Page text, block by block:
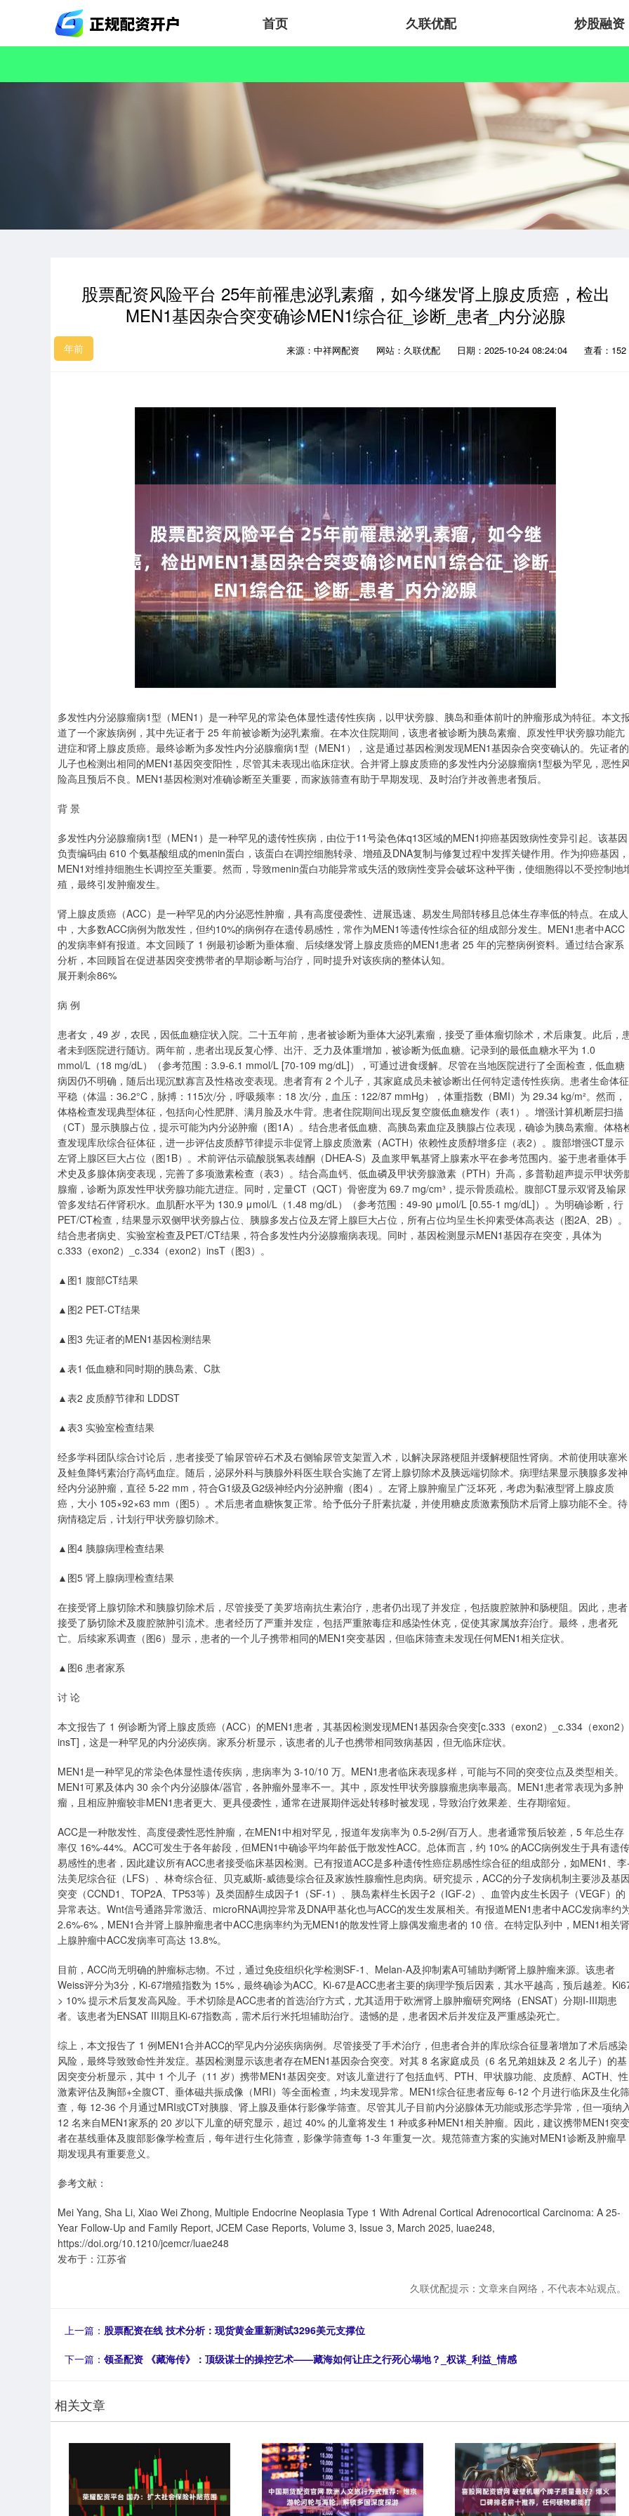
首页 久联优配 炒股融资
股票配资风险平台 25年前罹患泌乳素瘤，如今继发肾上腺皮质癌，检出
MEN1基因杂合突变确诊MEN1综合征_诊断_患者_内分泌腺
年前 来源：中祥网配资 网站：久联优配 日期：2025-10-24 08:24:04 查看：152
多发性内分泌腺瘤病1型（MEN1）是一种罕见的常染色体显性遗传性疾病，以甲状旁腺、胰岛和垂体前叶的肿瘤形成为特征。本文
道了一个家族病例，其中先证者于 25 年前被诊断为泌乳素瘤。在本次住院期间，该患者被诊断为胰岛素瘤、原发性甲状旁腺功能亢
进症和肾上腺皮质癌。最终诊断为多发性内分泌腺瘤病1型（MEN1），这是通过基因检测发现MEN1基因杂合突变确认的。先证者的
儿子也检测出相同的MEN1基因突变阳性，尽管其未表现出临床症状。合并肾上腺皮质癌的多发性内分泌腺瘤病1型极为罕见，恶性
险高且预后不良。MEN1基因检测对准确诊断至关重要，而家族筛查有助于早期发现、及时治疗并改善患者预后。
背 景
多发性内分泌腺瘤病1型（MEN1）是一种罕见的遗传性疾病，由位于11号染色体q13区域的MEN1抑癌基因致病性变异引起。该基因
负责编码由 610 个氨基酸组成的menin蛋白，该蛋白在调控细胞转录、增殖及DNA复制与修复过程中发挥关键作用。作为抑癌基因，
MEN1对维持细胞生长调控至关重要。然而，导致menin蛋白功能异常或失活的致病性变异会破坏这种平衡，使细胞得以不受控制地
殖，最终引发肿瘤发生。
肾上腺皮质癌（ACC）是一种罕见的内分泌恶性肿瘤，具有高度侵袭性、进展迅速、易发生局部转移且总体生存率低的特点。在成人
中，大多数ACC病例为散发性，但约10%的病例存在遗传易感性，常作为MEN1等遗传性综合征的组成部分发生。MEN1患者中ACC
的发病率鲜有报道。本文回顾了 1 例最初诊断为垂体瘤、后续继发肾上腺皮质癌的MEN1患者 25 年的完整病例资料。通过结合家系
分析，本回顾旨在促进基因突变携带者的早期诊断与治疗，同时提升对该疾病的整体认知。
展开剩余86%
病 例
患者女，49 岁，农民，因低血糖症状入院。二十五年前，患者被诊断为垂体大泌乳素瘤，接受了垂体瘤切除术，术后康复。此后，
者未到医院进行随访。两年前，患者出现反复心悸、出汗、乏力及体重增加，被诊断为低血糖。记录到的最低血糖水平为 1.0
mmol/L（18 mg/dL）（参考范围：3.9-6.1 mmol/L [70-109 mg/dL]），可通过进食缓解。尽管在当地医院进行了全面检查，低血糖
病因仍不明确，随后出现沉默寡言及性格改变表现。患者育有 2 个儿子，其家庭成员未被诊断出任何特定遗传性疾病。患者生命体征
平稳（体温：36.2°C，脉搏：115次/分，呼吸频率：18 次/分，血压：122/87 mmHg），体重指数（BMI）为 29.34 kg/m²。然而，
体格检查发现典型体征，包括向心性肥胖、满月脸及水牛背。患者住院期间出现反复空腹低血糖发作（表1）。增强计算机断层扫描
（CT）显示胰腺占位，提示可能为内分泌肿瘤（图1A）。结合患者低血糖、高胰岛素血症及胰腺占位表现，确诊为胰岛素瘤。体格
查发现库欣综合征体征，进一步评估皮质醇节律提示非促肾上腺皮质激素（ACTH）依赖性皮质醇增多症（表2）。腹部增强CT显示
左肾上腺区巨大占位（图1B）。术前评估示硫酸脱氢表雄酮（DHEA-S）及血浆甲氧基肾上腺素水平在参考范围内。鉴于患者垂体手
术史及多腺体病变表现，完善了多项激素检查（表3）。结合高血钙、低血磷及甲状旁腺激素（PTH）升高，多普勒超声提示甲状旁
腺瘤，诊断为原发性甲状旁腺功能亢进症。同时，定量CT（QCT）骨密度为 69.7 mg/cm³，提示骨质疏松。腹部CT显示双肾及输尿
管多发结石伴肾积水。血肌酐水平为 130.9 μmol/L（1.48 mg/dL）（参考范围：49-90 μmol/L [0.55-1 mg/dL]）。为明确诊断，行
PET/CT检查，结果显示双侧甲状旁腺占位、胰腺多发占位及左肾上腺巨大占位，所有占位均呈生长抑素受体高表达（图2A、2B）。
结合患者病史、实验室检查及PET/CT结果，符合多发性内分泌腺瘤病表现。同时，基因检测显示MEN1基因存在突变，具体为
c.333（exon2）_c.334（exon2）insT（图3）。
▲图1 腹部CT结果
▲图2 PET-CT结果
▲图3 先证者的MEN1基因检测结果
▲表1 低血糖和同时期的胰岛素、C肽
▲表2 皮质醇节律和 LDDST
▲表3 实验室检查结果
经多学科团队综合讨论后，患者接受了输尿管碎石术及右侧输尿管支架置入术，以解决尿路梗阻并缓解梗阻性肾病。术前使用呋塞米
及鲑鱼降钙素治疗高钙血症。随后，泌尿外科与胰腺外科医生联合实施了左肾上腺切除术及胰远端切除术。病理结果显示胰腺多发神
经内分泌肿瘤，直径 5-22 mm，符合G1级及G2级神经内分泌肿瘤（图4）。左肾上腺肿瘤呈广泛坏死，考虑为黏液型肾上腺皮质
癌，大小 105×92×63 mm（图5）。术后患者血糖恢复正常。给予低分子肝素抗凝，并使用糖皮质激素预防术后肾上腺功能不全。待
病情稳定后，计划行甲状旁腺切除术。
▲图4 胰腺病理检查结果
▲图5 肾上腺病理检查结果
在接受肾上腺切除术和胰腺切除术后，尽管接受了美罗培南抗生素治疗，患者仍出现了并发症，包括腹腔脓肿和肠梗阻。因此，患者
接受了肠切除术及腹腔脓肿引流术。患者经历了严重并发症，包括严重脓毒症和感染性休克，促使其家属放弃治疗。最终，患者死
亡。后续家系调查（图6）显示，患者的一个儿子携带相同的MEN1突变基因，但临床筛查未发现任何MEN1相关症状。
▲图6 患者家系
讨 论
本文报告了 1 例诊断为肾上腺皮质癌（ACC）的MEN1患者，其基因检测发现MEN1基因杂合突变[c.333（exon2）_c.334（exon2）
insT]，这是一种罕见的内分泌疾病。家系分析显示，该患者的儿子也携带相同致病基因，但无临床症状。
MEN1是一种罕见的常染色体显性遗传疾病，患病率为 3-10/10 万。MEN1患者临床表现多样，可能与不同的突变位点及类型相关。
MEN1可累及体内 30 余个内分泌腺体/器官，各肿瘤外显率不一。其中，原发性甲状旁腺腺瘤患病率最高。MEN1患者常表现为多肿
瘤，且相应肿瘤较非MEN1患者更大、更具侵袭性，通常在进展期伴远处转移时被发现，导致治疗效果差、生存期缩短。
ACC是一种散发性、高度侵袭性恶性肿瘤，在MEN1中相对罕见，报道年发病率为 0.5-2例/百万人。患者通常预后较差，5 年总生存
率仅 16%-44%。ACC可发生于各年龄段，但MEN1中确诊平均年龄低于散发性ACC。总体而言，约 10% 的ACC病例发生于具有遗传
易感性的患者，因此建议所有ACC患者接受临床基因检测。已有报道ACC是多种遗传性癌症易感性综合征的组成部分，如MEN1、李-
法美尼综合征（LFS）、林奇综合征、贝克威斯-威德曼综合征及家族性腺瘤性息肉病。研究提示，ACC的分子发病机制主要涉及基因
突变（CCND1、TOP2A、TP53等）及类固醇生成因子1（SF-1）、胰岛素样生长因子2（IGF-2）、血管内皮生长因子（VEGF）的
异常表达。Wnt信号通路异常激活、microRNA调控异常及DNA甲基化也与ACC的发生发展相关。有报道MEN1患者中ACC发病率约
2.6%-6%，MEN1合并肾上腺肿瘤患者中ACC患病率约为无MEN1的散发性肾上腺偶发瘤患者的 10 倍。在特定队列中，MEN1相关肾
上腺肿瘤中ACC发病率可高达 13.8%。
目前，ACC尚无明确的肿瘤标志物。不过，通过免疫组织化学检测SF-1、Melan-A及抑制素A可辅助判断肾上腺肿瘤来源。该患者
Weiss评分为3分，Ki-67增殖指数为 15%，最终确诊为ACC。Ki-67是ACC患者主要的病理学预后因素，其水平越高，预后越差。
> 10% 提示术后复发高风险。手术切除是ACC患者的首选治疗方式，尤其适用于欧洲肾上腺肿瘤研究网络（ENSAT）分期I-III期患
者。该患者为ENSAT III期且Ki-67指数高，需术后行米托坦辅助治疗。遗憾的是，患者因术后并发症及严重感染死亡。
综上，本文报告了 1 例MEN1合并ACC的罕见内分泌疾病病例。尽管接受了手术治疗，但患者合并的库欣综合征显著增加了术后感染
风险，最终导致致命性并发症。基因检测显示该患者存在MEN1基因杂合突变。对其 8 名家庭成员（6 名兄弟姐妹及 2 名儿子）的基
因突变分析显示，其中 1 个儿子（11 岁）携带MEN1基因突变。对该儿童进行了包括血钙、PTH、甲状腺功能、皮质醇、ACTH、性
激素评估及胸部+全腹CT、垂体磁共振成像（MRI）等全面检查，均未发现异常。MEN1综合征患者应每 6-12 个月进行临床及生化筛
查，每 12-36 个月通过MRI或CT对胰腺、肾上腺及垂体行影像学筛查。尽管其儿子目前内分泌腺体无功能或形态学异常，但一项纳
12 名来自MEN1家系的 20 岁以下儿童的研究显示，超过 40% 的儿童将发生 1 种或多种MEN1相关肿瘤。因此，建议携带MEN1突变
者在基线垂体及腹部影像学检查后，每年进行生化筛查，影像学筛查每 1-3 年重复一次。规范筛查方案的实施对MEN1诊断及肿瘤早
期发现具有重要意义。
参考文献：
Mei Yang, Sha Li, Xiao Wei Zhong, Multiple Endocrine Neoplasia Type 1 With Adrenal Cortical Adrenocortical Carcinoma: A 25-
Year Follow-Up and Family Report, JCEM Case Reports, Volume 3, Issue 3, March 2025, luae248,
https://doi.org/10.1210/jcemcr/luae248
发布于：江苏省
久联优配提示：文章来自网络，不代表本站观点。
上一篇： 股票配资在线 技术分析：现货黄金重新测试3296美元支撑位
下一篇： 领圣配资 《藏海传》：顶级谋士的操控艺术——藏海如何让庄之行死心塌地？_权谋_利益_情感
相关文章